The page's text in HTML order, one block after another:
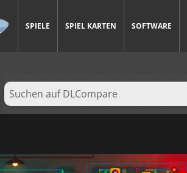
SPIELE SPIEL KARTEN SOFTWARE